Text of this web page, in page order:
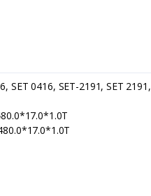
SET 0416, SET-2191, SET 2191,